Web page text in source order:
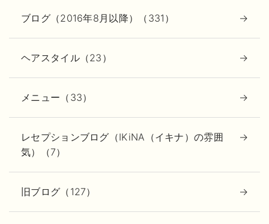
ブログ（2016年8月以降）（331）
ヘアスタイル（23）
メニュー（33）
レセプションブログ（IKiNA（イキナ）の雰囲
気）（7）
旧ブログ（127）